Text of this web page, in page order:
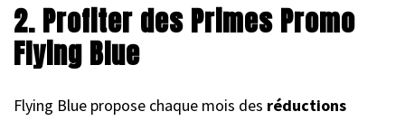
2. Profiter des Primes Promo
Flying Blue
Flying Blue propose chaque mois des réductions